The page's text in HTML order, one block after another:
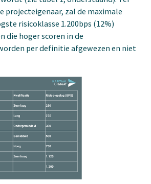
projecteigenaar, zal de maximale
risicoklasse 1.200bps (12%)
die hoger scoren in de
per definitie afgewezen en niet